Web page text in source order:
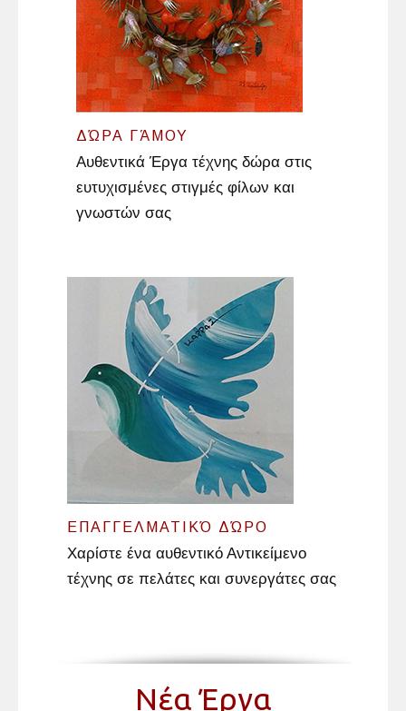
ΔΏΡΑ ΓΆΜΟΥ
Αυθεντικά Έργα τέχνης δώρα στις
ευτυχισμένες στιγμές φίλων και
γνωστών σας
ΕΠΑΓΓΕΛΜΑΤΙΚΌ ΔΏΡΟ
Χαρίστε ένα αυθεντικό Αντικείμενο
τέχνης σε πελάτες και συνεργάτες σας
Νέα Έργα